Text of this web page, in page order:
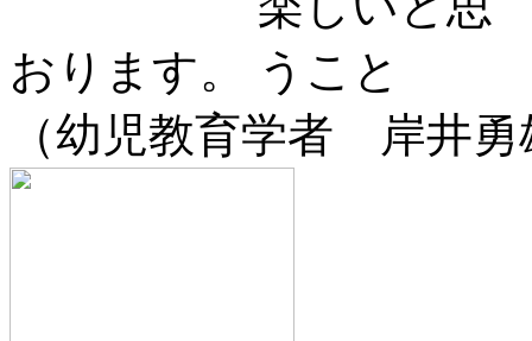
おります。
（幼児教育学者 岸井